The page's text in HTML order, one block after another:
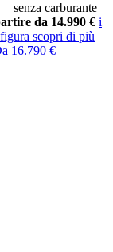
senza carburante
da 14.990 € i
scopri di più
16.790 €